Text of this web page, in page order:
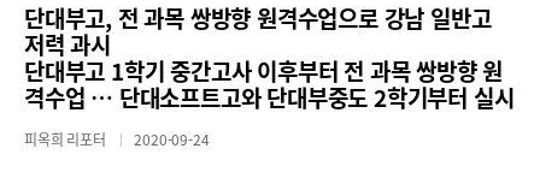
단대부고, 전 과목 쌍방향 원격수업으로 강남 일반고
저력 과시
단대부고 1학기 중간고사 이후부터 전 과목 쌍방향 원
격수업 … 단대소프트고와 단대부중도 2학기부터 실시
피옥희 리포터 2020-09-24